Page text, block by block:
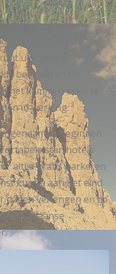
bergdorpjes,
uitrusten),
bergmeren en
het klimmen even te
in werking.
te beginnen
starthotels
altijd gratis parkeren
kunt u aan het eind
dagen verlengen en zo
Italiaanse